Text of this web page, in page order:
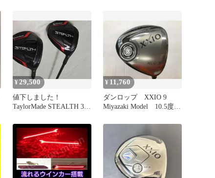
¥29,500
値下しました！
TaylorMade STEALTH 3w
¥ 11,760
ダンロップ XXIO 9
Miyazaki Model 10.5度
ックス ドライバー 中
古【最短即日発送】